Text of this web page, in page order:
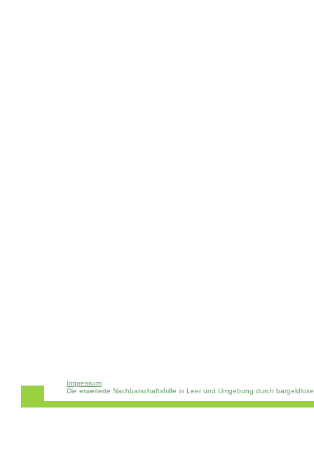
Impressum
Die erweiterte Nachbarschaftshilfe in Leer und Umgebung durch